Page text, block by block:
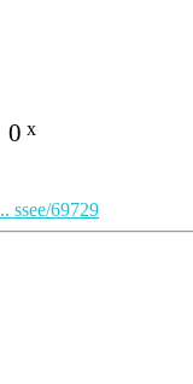
0 x
ssee/69729